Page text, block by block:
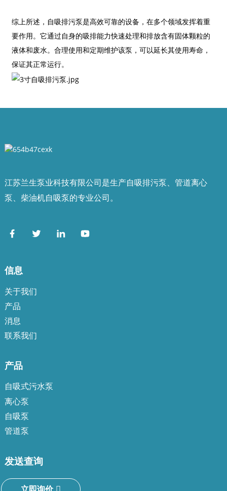
综上所述，自吸排污泵是高效可靠的设备，在多个领域发挥着重
要作用。它通过自身的吸排能力快速处理和排放含有固体颗粒的
液体和废水。合理使用和定期维护该泵，可以延长其使用寿命，
保证其正常运行。
江苏兰生泵业科技有限公司是生产自吸排污泵、管道离心
泵、柴油机自吸泵的专业公司。
信息
关于我们
产品
消息
联系我们
产品
自吸式污水泵
离心泵
自吸泵
管道泵
发送查询